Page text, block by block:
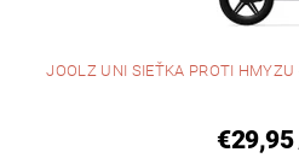
JOOLZ UNI SIEŤKA PROTI
€29,95